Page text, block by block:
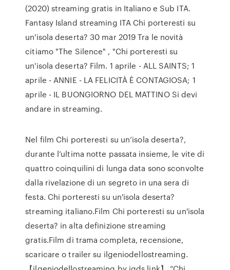
(2020) streaming gratis in Italiano e Sub ITA.
Fantasy Island streaming ITA Chi porteresti su
un'isola deserta? 30 mar 2019 Tra le novità
citiamo "The Silence" , "Chi porteresti su
un'isola deserta? Film. 1 aprile - ALL SAINTS; 1
aprile - ANNIE - LA FELICITÀ È CONTAGIOSA; 1
aprile - IL BUONGIORNO DEL MATTINO Si devi
andare in streaming.
Nel film Chi porteresti su un’isola deserta?,
durante l’ultima notte passata insieme, le vite di
quattro coinquilini di lunga data sono sconvolte
dalla rivelazione di un segreto in una sera di
festa. Chi porteresti su un'isola deserta?
streaming italiano.Film Chi porteresti su un'isola
deserta? in alta definizione streaming
gratis.Film di trama completa, recensione,
scaricare o trailer su ilgeniodellostreaming.